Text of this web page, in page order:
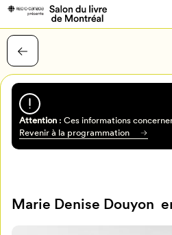
Attention: Ces informations
Revenir à la programmation
Marie Denise Douyon